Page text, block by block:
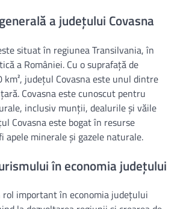
a județului Covasna
situat în regiunea Transilvania, în
a României. Cu o suprafață de
județul Covasna este unul dintre
Covasna este cunoscut pentru
inclusiv munții, dealurile și văile
Covasna este bogat în resurse
apele minerale și gazele naturale.
în economia județului
rol important în economia județului